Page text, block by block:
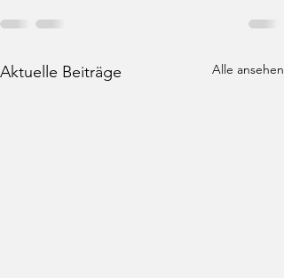
Aktuelle Beiträge Alle ansehen